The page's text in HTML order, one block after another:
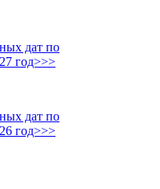
дат по
год>>>
дат по
год>>>